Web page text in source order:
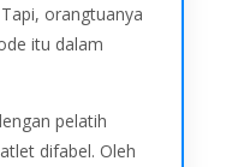
orangtuanya
itu dalam
pelatih
difabel. Oleh